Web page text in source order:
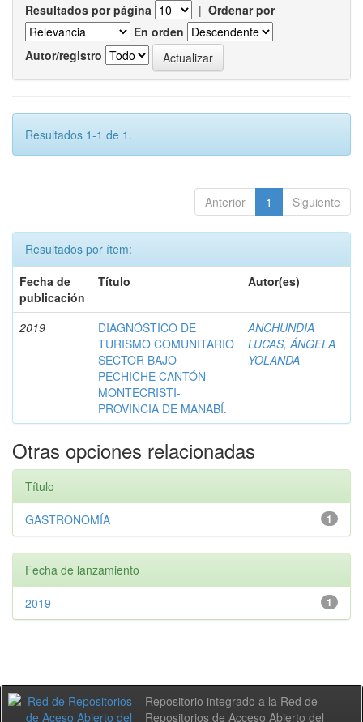
Resultados por página | Ordenar por
En orden
Autor/registro
Resultados 1-1 de 1.
Anterior 1 Siguiente
Resultados por ítem:
Fecha de
publicación
Título Autor(es)
2019
DIAGNÓSTICO DE
TURISMO COMUNITARIO
SECTOR BAJO
PECHICHE CANTÓN
MONTECRISTI-
PROVINCIA DE MANABÍ.
ANCHUNDIA
LUCAS, ÁNGELA
YOLANDA
Otras opciones relacionadas
Título
1
GASTRONOMÍA
Fecha de lanzamiento
1
2019
Repositorio integrado a la Red de
Repositorios de Acceso Abierto del